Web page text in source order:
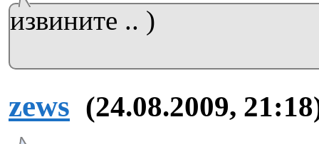
извините .. )
zews (24.08.2009,